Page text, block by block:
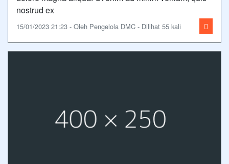
nostrud ex
15/01/2023 21:23 - Oleh Pengelola DMC - Dilihat 55 kali